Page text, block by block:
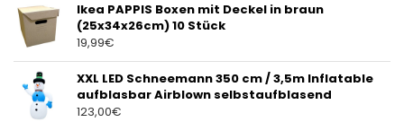
Ikea PAPPIS Boxen mit Deckel in braun
(25x34x26cm) 10 Stück
19,99€
XXL LED Schneemann 350 cm / 3,5m Inflatable
aufblasbar Airblown selbstaufblasend
123,00€